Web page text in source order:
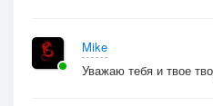
Mike
Уважаю тебя и твое